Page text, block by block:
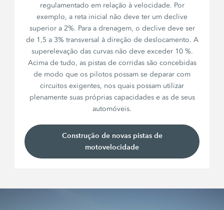
regulamentado em relação à velocidade. Por
exemplo, a reta inicial não deve ter um declive
superior a 2%. Para a drenagem, o declive deve ser
de 1,5 a 3% transversal à direção de deslocamento. A
superelevação das curvas não deve exceder 10 %.
Acima de tudo, as pistas de corridas são concebidas
de modo que os pilotos possam se deparar com
circuitos exigentes, nos quais possam utilizar
plenamente suas próprias capacidades e as de seus
automóveis.
Construção de novas pistas de
motovelocidade